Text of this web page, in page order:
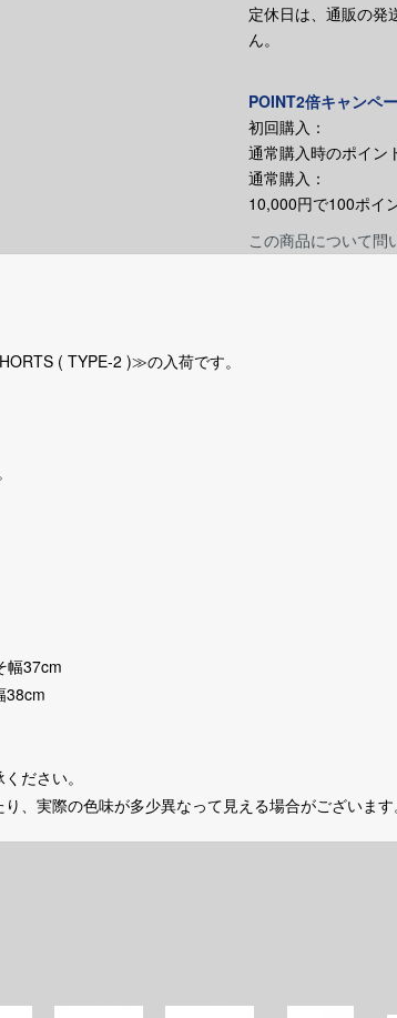
定休日は、通販の発
ん。
POINT2倍キャンペ
初回購入：
通常購入時のポイン
通常購入：
10,000円で100ポイ
この商品について問
( TYPE-2 )≫の入荷です。
幅37cm
38cm
ださい。
、実際の色味が多少異なって見える場合がございま